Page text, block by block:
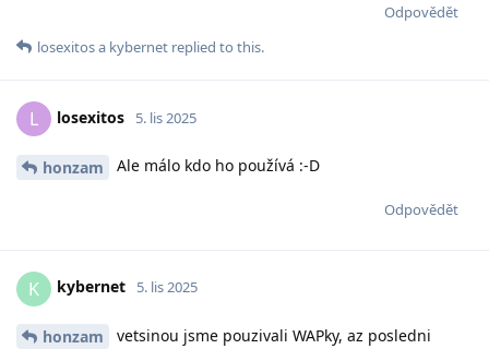
Odpovědět
losexitosa kybernet replied to this.
L losexitos 5. lis 2025
honzam Ale málo kdo ho používá :-D
Odpovědět
K kybernet 5. lis 2025
honzam
vetsinou jsme pouzivali WAPky, az posledni